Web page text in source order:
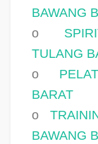
BAWANG
o
TULANG
o
BARAT
o
BAWANG